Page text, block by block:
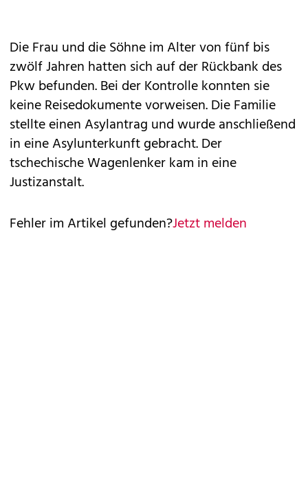
Die Frau und die Söhne im Alter von fünf bis
zwölf Jahren hatten sich auf der Rückbank des
Pkw befunden. Bei der Kontrolle konnten sie
keine Reisedokumente vorweisen. Die Familie
stellte einen Asylantrag und wurde anschließend
in eine Asylunterkunft gebracht. Der
tschechische Wagenlenker kam in eine
Justizanstalt.
Fehler im Artikel gefunden?Jetzt melden